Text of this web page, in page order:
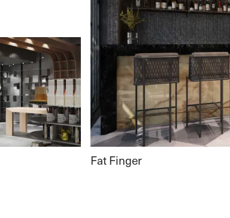
Fat Finger